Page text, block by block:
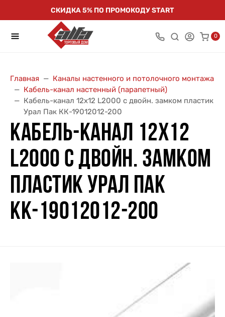
СКИДКА 5% ПО ПРОМОКОДУ START
0
Главная
Каналы настенного и потолочного монтажа
Кабель-канал настенный (парапетный)
Кабель-канал 12х12 L2000 с двойн. замком пластик
Урал Пак КК-19012012-200
КАБЕЛЬ-КАНАЛ 12Х12
L2000 С ДВОЙН. ЗАМКОМ
ПЛАСТИК УРАЛ ПАК
КК-19012012-200